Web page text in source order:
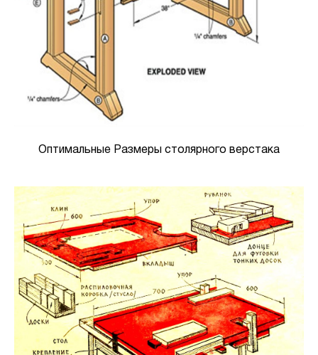
Оптимальные Размеры столярного верстака